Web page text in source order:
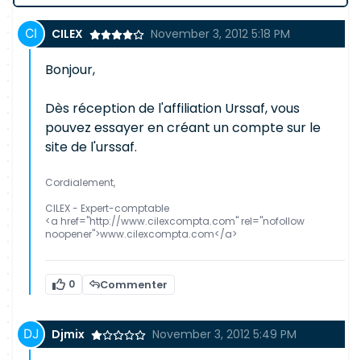
CILEX November 3, 2012 5:18 PM
Bonjour,
Dès réception de l'affiliation Urssaf, vous
pouvez essayer en créant un compte sur le
site de l'urssaf.
Cordialement,
CILEX - Expert-comptable
<a href="http://www.cilexcompta.com" rel="nofollow
noopener">www.cilexcompta.com</a>
0 Commenter
Djmix November 3, 2012 5:49 PM